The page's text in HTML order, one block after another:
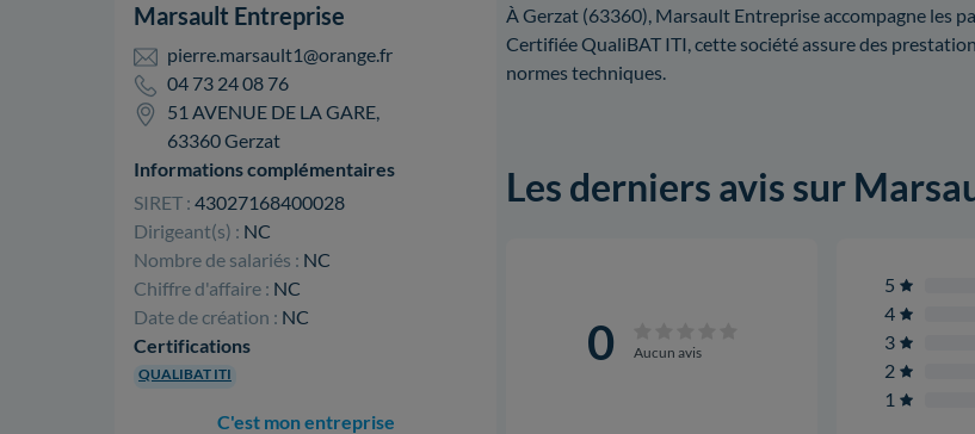
Marsault Entreprise
pierre.marsault1@orange.fr
04 73 24 08 76
51 AVENUE DE LA GARE,
63360 Gerzat
Informations complémentaires
SIRET : 43027168400028
Dirigeant(s) : NC
Nombre de salariés : NC
Chiffre d'affaire : NC
Date de création : NC
Certifications
QUALIBAT ITI
C'est mon entreprise
À Gerzat (63360), Marsault Entreprise accompagne les
Certifiée QualiBAT ITI, cette société assure des
normes techniques.
Les derniers avis sur
0 Aucun avis
5
4
3
2
1